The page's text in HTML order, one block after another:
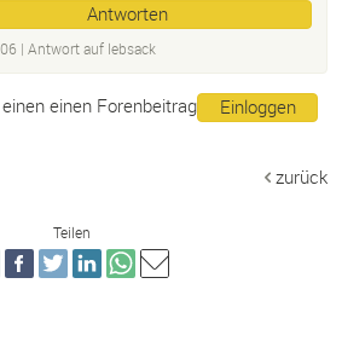
Antworten
| Antwort auf lebsack
Einloggen
einen Forenbeitrag
zurück
Teilen